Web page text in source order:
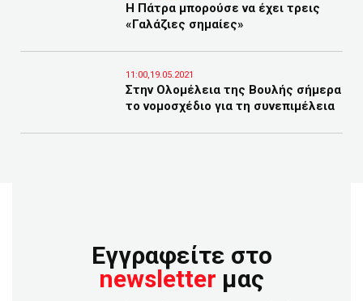
Η Πάτρα μπορούσε να έχει τρεις
«Γαλάζιες σημαίες»
11:00,19.05.2021
Στην Ολομέλεια της Βουλής σήμερα
το νομοσχέδιο για τη συνεπιμέλεια
Εγγραφείτε στο
newsletter μας